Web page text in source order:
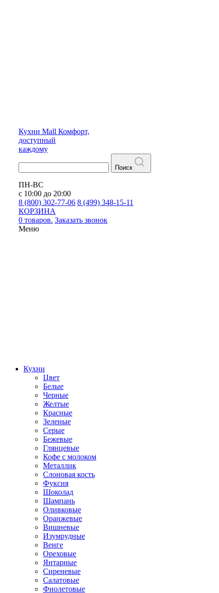
Кухни Mall Комфорт,
доступный
каждому
Поиск
ПН-ВС
с 10:00 до 20:00
8 (800) 302-77-06 8 (499) 348-15-11
КОРЗИНА
0 товаров. Заказать звонок
Меню
Кухни
Цвет
Белые
Черные
Желтые
Красные
Зеленые
Серые
Бежевые
Глянцевые
Кофе с молоком
Металлик
Слоновая кость
Фуксия
Шоколад
Шампань
Оливковые
Оранжевые
Вишневые
Изумрудные
Венге
Ореховые
Янтарные
Сиреневые
Салатовые
Фиолетовые